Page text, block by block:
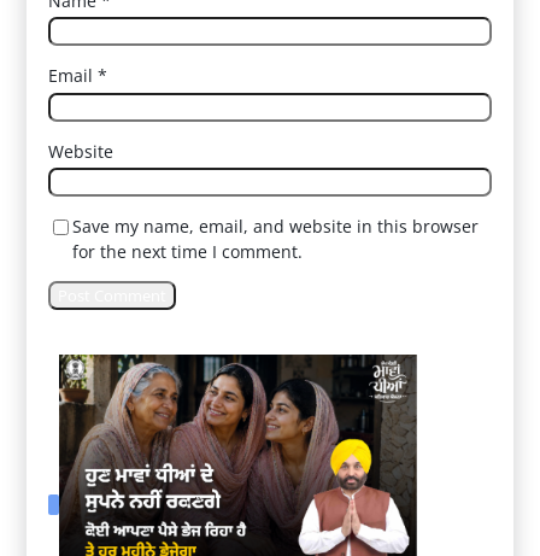
Email*
Website
Save my name, email, and website in this browser
for the next time I comment.